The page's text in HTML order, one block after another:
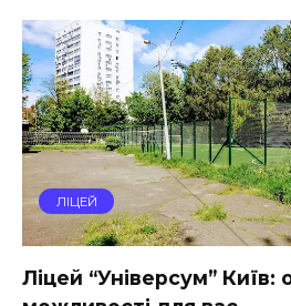
ЛІЦЕЙ
Ліцей “Універсум” Київ: